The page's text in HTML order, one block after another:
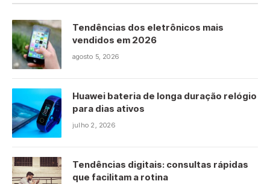
Tendências dos eletrônicos mais
vendidos em 2026
agosto 5, 2026
Huawei bateria de longa duração relógio
para dias ativos
julho 2, 2026
Tendências digitais: consultas rápidas
que facilitam a rotina